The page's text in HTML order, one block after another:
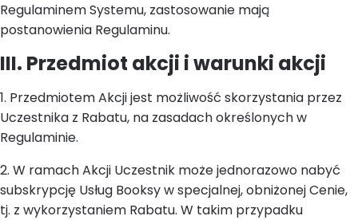
Regulaminem Systemu, zastosowanie mają
postanowienia Regulaminu.
III. Przedmiot akcji i warunki akcji
1. Przedmiotem Akcji jest możliwość skorzystania przez
Uczestnika z Rabatu, na zasadach określonych w
Regulaminie.
2. W ramach Akcji Uczestnik może jednorazowo nabyć
subskrypcję Usług Booksy w specjalnej, obniżonej Cenie,
tj. z wykorzystaniem Rabatu. W takim przypadku